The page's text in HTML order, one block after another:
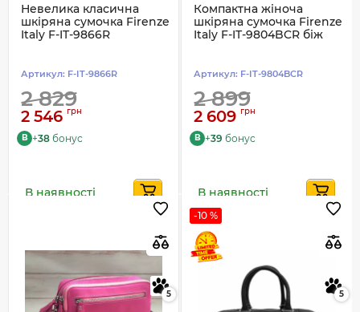
Невелика класична
шкіряна сумочка Firenze
Italy F-IT-9866R
Артикул: F-IT-9866R
2 829
2 546 грн
B +38 бонус
В наявності
Компактна жіноча
шкіряна сумочка Firenze
Italy F-IT-9804BCR біж
Артикул: F-IT-9804BCR
2 899
2 609 грн
B +39 бонус
В наявності
5
-10 %
5